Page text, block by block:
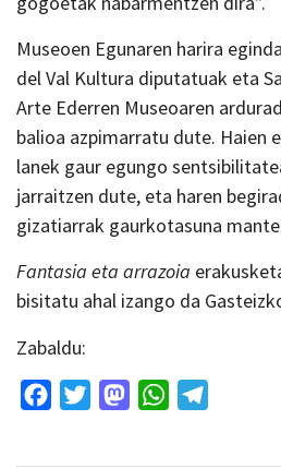
Museoen Egunaren harira
del Val Kultura diputatuak eta
Arte Ederren Museoaren
balioa azpimarratu dute. Haien
lanek gaur egungo
jarraitzen dute, eta haren
gizatiarrak gaurkotasuna
Fantasia eta arrazoia
bisitatu ahal izango da
Zabaldu:
FacebookTwitterMastodonWhatsApp